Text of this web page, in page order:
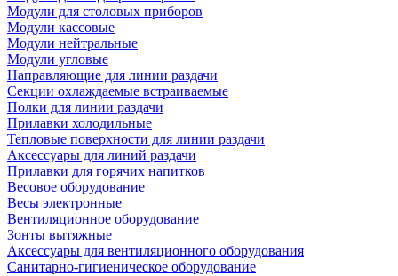
Модули для столовых приборов
Модули кассовые
Модули нейтральные
Модули угловые
Направляющие для линии раздачи
Секции охлаждаемые встраиваемые
Полки для линии раздачи
Прилавки холодильные
Тепловые поверхности для линии раздачи
Аксессуары для линий раздачи
Прилавки для горячих напитков
Весовое оборудование
Весы электронные
Вентиляционное оборудование
Зонты вытяжные
Аксессуары для вентиляционного оборудования
Санитарно-гигиеническое оборудование